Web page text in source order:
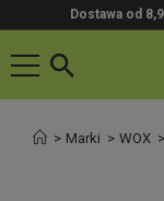
Dostawa od
Marki WOX